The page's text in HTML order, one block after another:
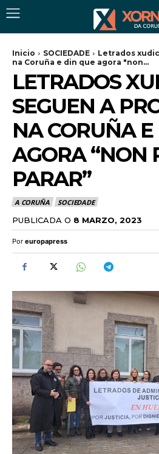
Inicio SOCIEDADE
Letrados
na Coruña e din que agora "non...
LETRADOS
SEGUEN A
NA CORUÑA
AGORA “NON
PARAR”
A CORUÑA SOCIEDADE
PUBLICADA O 8 MARZO, 2023
Por europapress